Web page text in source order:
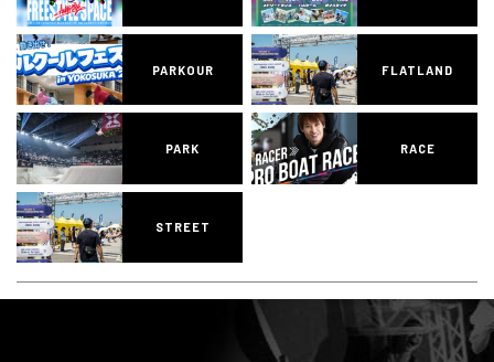
PARKOUR FLATLAND
PARK RACE
STREET